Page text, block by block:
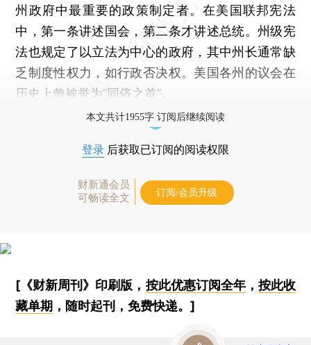
州政府中最重要的政策制定者。在美国联邦宪法
中，第一条讲述国会，第二条才讲述总统。州级宪
法也规定了以立法为中心的政府，其中州长通常缺
乏制度性权力，如行政否决权。美国各州的议会在
历史上曾被誉为“同侪之首”。
本文共计1955字 订阅后继续阅读
登录 后获取已订阅的阅读权限
财新通会员
可畅读全文
订阅/会员升级
[《财新周刊》印刷版， 按此优惠订阅全年， 按此收
藏单期 ，随时起刊，免费快递。]